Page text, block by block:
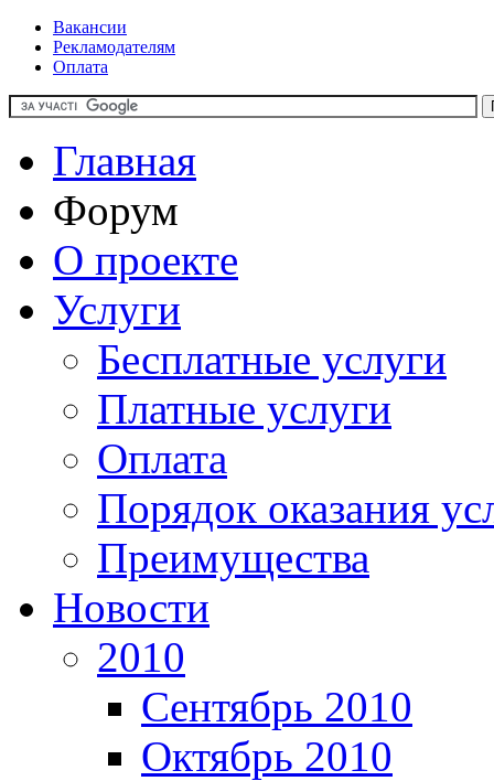
Вакансии
Рекламодателям
Оплата
Главная
Форум
О проекте
Услуги
Бесплатные услуги
Платные услуги
Оплата
Порядок оказания
Преимущества
Новости
2010
Сентябрь 2010
Октябрь 2010